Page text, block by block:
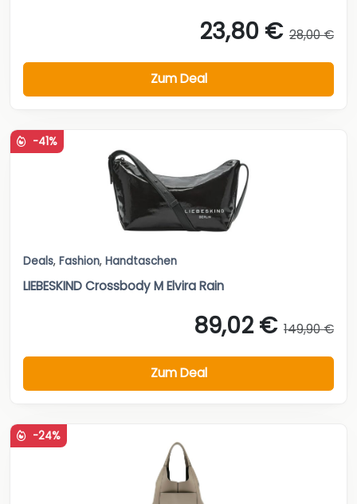
23,80 € 28,00 €
Zum Deal
-41%
Deals, Fashion, Handtaschen
LIEBESKIND Crossbody M Elvira Rain
89,02 € 149,90 €
Zum Deal
-24%